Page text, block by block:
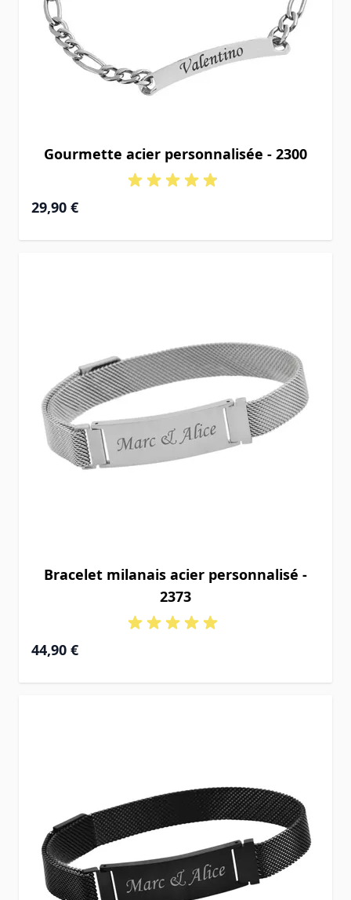
Gourmette acier personnalisée - 2300
29,90 €
Bracelet milanais acier personnalisé -
2373
44,90 €